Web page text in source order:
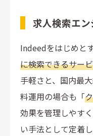
求人検索エン
Indeedをはじめと
に検索できるサー
手軽さと、国内最
料運用の場合も「
効果を管理しやす
い手法として定着し